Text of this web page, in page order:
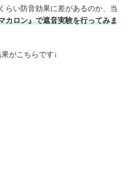
らい防音効果に差があるのか、当
カロン』で遮音実験を行ってみま
がこちらです↓